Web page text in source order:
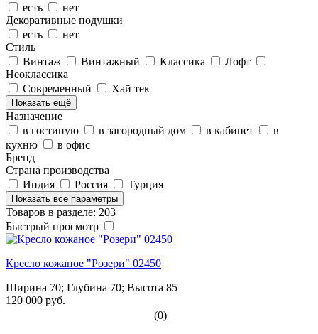
есть
нет
Декоративные подушки
есть
нет
Стиль
Винтаж
Винтажный Классика
Лофт
Неоклассика
Современный
Хай тек
Показать ещё
Назначение
в гостиную
в загородный дом в кабинет
в
кухню
в офис
Бренд
Страна производства
Индия
Россия Турция
Показать все параметры
Товаров в разделе: 203
Быстрый просмотр
Кресло кожаное "Розери" 02450
Ширина 70; Глубина 70; Высота 85
120 000 руб.
(0)